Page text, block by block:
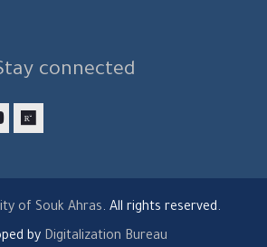
connected
of Souk Ahras. All rights reserved.
by Digitalization Bureau